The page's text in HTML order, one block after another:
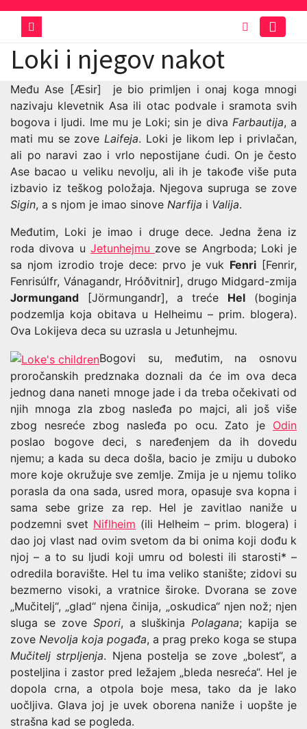
Skip
content
Loki i njegov nakot
Među Ase [Æsir] je bio primljen i onaj koga mnogi
nazivaju klevetnik Asa ili otac podvale i sramota svih
bogova i ljudi. Ime mu je Loki; sin je diva Farbautija, a
mati mu se zoveLaifeja. Loki je likom lep i privlačan,
ali po naravi zao i vrlo nepostijane ćudi. On je često
Ase bacao u veliku nevolju, ali ih je takođe više puta
izbavio iz teškog položaja. Njegova supruga se zove
Sigin, a s njom je imao sinove Narfija i Valija.
Međutim, Loki je imao i druge dece. Jedna žena iz
roda divova u Jetunhejmu zove se Angrboda; Loki je
sa njom izrodio troje dece: prvo je vuk Fenri [Fenrir,
Fenrisúlfr, Vánagandr, Hróðvitnir], drugo Midgard-zmija
Jormungand [Jörmungandr], a treće Hel (boginja
podzemlja koja obitava u Helheimu – prim. blogera).
Ova Lokijeva deca su uzrasla u Jetunhejmu.
Bogovi su, međutim, na osnovu
proročanskih predznaka doznali da će im ova deca
jednog dana naneti mnoge jade i da treba očekivati od
njih mnoga zla zbog nasleđa po majci, ali još više
zbog nesreće zbog nasleđa po ocu. Zato je Odin
poslao bogove deci, s naređenjem da ih dovedu
njemu; a kada su deca došla, bacio je zmiju u duboko
more koje okružuje sve zemlje. Zmija je u njemu toliko
porasla da ona sada, usred mora, opasuje sva kopna i
sama sebe grize za rep. Hel je zavitlao naniže u
podzemni svet Niflheim (ili Helheim – prim. blogera) i
dao joj vlast nad ovim svetom da bi onima koji dođu k
njoj – a to su ljudi koji umru od bolesti ili starosti* –
odredila boravište. Hel tu ima veliko stanište; zidovi su
bezmerno visoki, a vratnice široke. Dvorana se zove
„Mučitelj“, „glad“ njena činija, „oskudica“ njen nož; njen
sluga se zove Spori, a sluškinja Polagana; kapija se
zove Nevolja koja pogađa, a prag preko koga se stupa
Mučitelj strpljenja. Njena postelja se zove „bolest“, a
posteljina i zastor pred ležajem „bleda nesreća“. Hel je
dopola crna, a otpola boje mesa, tako da je lako
uočljiva. Glava joj je uvek oborena naniže i uopšte je
strašna kad se pogleda.